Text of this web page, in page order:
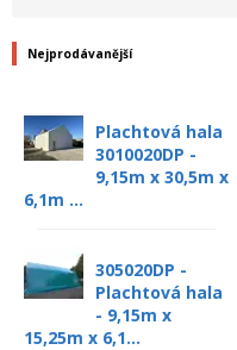
Nejprodávanější
Plachtová hala
3010020DP -
9,15m x 30,5m x
6,1m ...
305020DP -
Plachtová hala
- 9,15m x
15,25m x 6,1...